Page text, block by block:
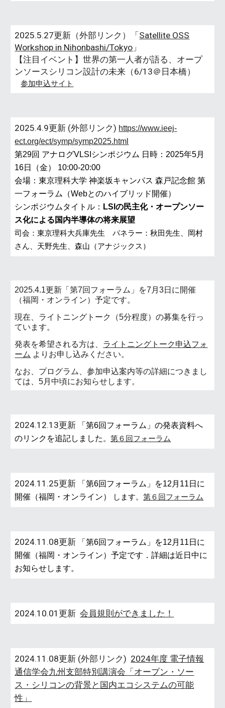
2025.5.27更新（外部リンク） 「 Satellite OSS
Workshop in Nihonbashi/Tokyo 」
【注目イベント】世界の第一人者が語る、オープ
ンソースシリコン設計の未来（6/13＠日本橋）
参加申込サイト
2025.4.9更新 (外部リンク) https://www.ieej-
ect.org/ect/symp/symp2025.html
第29回 アナログVLSIシンポジウム 日時：2025年5月
16日（金） 10:00-20:00
会場：東京理科大学 神楽坂キャンパス 森戸記念館 第
一フォーラム（Webとのハイブリッド開催）
シンポジウムタイトル： LSIの民主化・オープンソー
ス化による国内半導体の将来展望
司会：東京理科大兵庫先生 パネラー：秋田先生、岡村
さん、天野先生、森山（アナジックス）
2025.4.1更新「第7回フォーラム」を7月3日に開催
（福岡・オンライン）予定です。
現在、ライトニングトーク（5分程度）の募集を行っ
ています。
発表を希望される方は、 ライトニングトーク申込フォ
ーム よりお申し込みください。
なお、 プログラム、参加申込案内等の詳細につきまし
ては、5月中頃にお知らせします。
2024.1 2.13更新 「第6回フォーラム」の発表資料へ
のリンクを追記しました 。第６回フォーラム
2024.11.25更新
「第6回フォーラム」を12月11日に
開催（福岡・オンライン）
します。第６回フォーラム
2024.11.08更新
「第6回フォーラム」を12月11日に
開催（福岡・オンライン）予定です．詳細は近日中に
お知らせします。
2024.10.01更新会員規則ができました！
2024.11.08更新 (外部リンク) 2024年度 電子情報
通信学会九州支部特別講演会「オープン・ソー
ス・シリコンの背景と国内エコシステムの可能
性」